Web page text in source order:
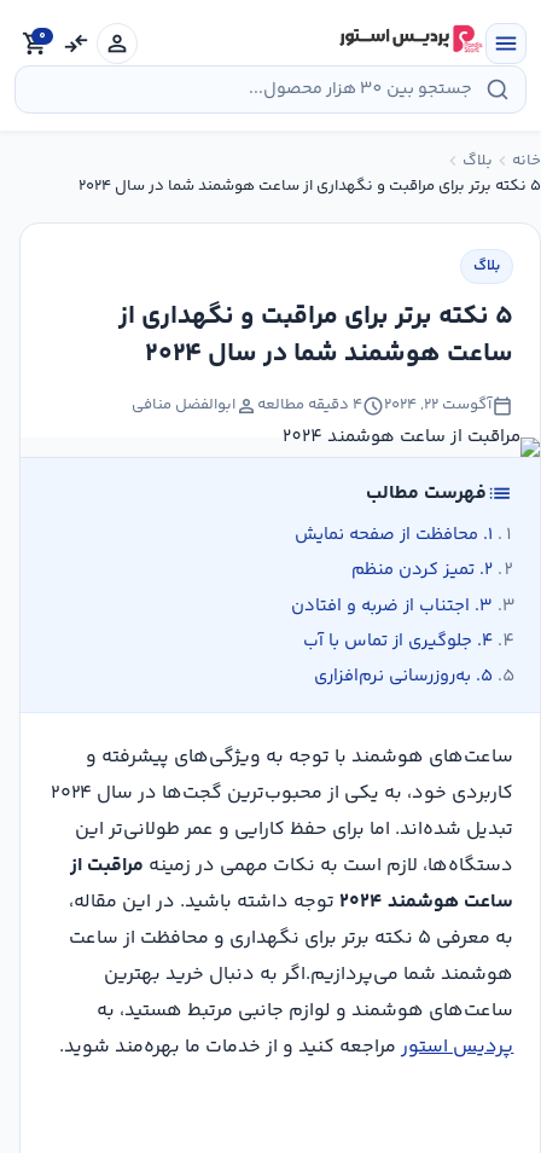
محتوا
menu
person
compare_arrows
shopping_cart
0
خانه chevron_left بلاگ chevron_left
۵ نکته برتر برای مراقبت و نگهداری از ساعت هوشمند شما در سال ۲۰۲۴
بلاگ
۵ نکته برتر برای مراقبت و نگهداری از
ساعت هوشمند شما در سال ۲۰۲۴
calendar_todayآگوست ۲۲, ۲۰۲۴ schedule۴ دقیقه مطالعه personابوالفضل منافی
listفهرست مطالب
۱. محافظت از صفحه نمایش
۲. تمیز کردن منظم
۳. اجتناب از ضربه و افتادن
۴. جلوگیری از تماس با آب
۵. به‌روزرسانی نرم‌افزاری
ساعت‌های هوشمند با توجه به ویژگی‌های پیشرفته و
کاربردی خود، به یکی از محبوب‌ترین گجت‌ها در سال ۲۰۲۴
تبدیل شده‌اند. اما برای حفظ کارایی و عمر طولانی‌تر این
دستگاه‌ها، لازم است به نکات مهمی در زمینه مراقبت از
ساعت هوشمند ۲۰۲۴
توجه داشته باشید. در این مقاله،
به معرفی ۵ نکته برتر برای نگهداری و محافظت از ساعت
هوشمند شما می‌پردازیم.اگر به دنبال خرید بهترین
ساعت‌های هوشمند و لوازم جانبی مرتبط هستید، به
پردیس استورمراجعه کنید و از خدمات ما بهره‌مند شوید.